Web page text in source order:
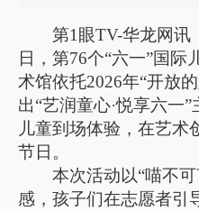
第1眼TV-华龙网讯
日，第76个“六一”国际
术馆依托2026年“开放
出“艺润童心·悦享六一
儿童到场体验，在艺术
节日。
本次活动以“喵不
感，孩子们在志愿者引